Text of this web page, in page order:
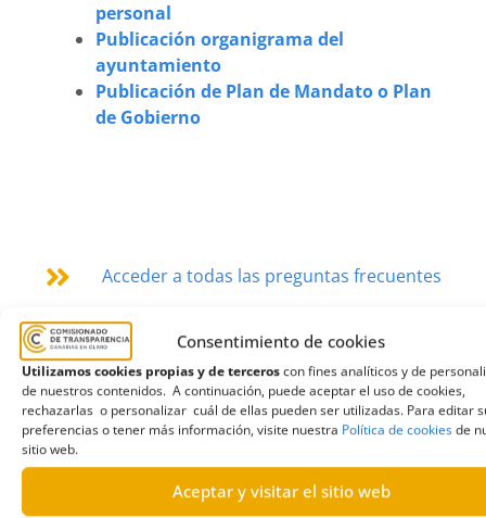
Consentimiento de cookies
Utilizamos cookies propias y de terceroscon fines analíticos y de
de nuestros contenidos. A continuación, puede aceptar el uso de cookies,
rechazarlas o personalizar cuál de ellas pueden ser utilizadas. Para editar
preferencias o tener más información, visite nuestra Política de cookiesde
sitio web.
Aceptar y visitar el sitio web
personal
Publicación organigrama del
ayuntamiento
Publicación de Plan de Mandato o Plan
de Gobierno
Acceder a todas las preguntas frecuentes
Autoevaluación,cambio de legislatura,cambio
de legistalura,evaluación2022-2023